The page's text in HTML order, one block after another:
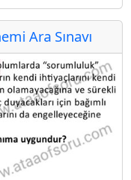
Ara Sınavı